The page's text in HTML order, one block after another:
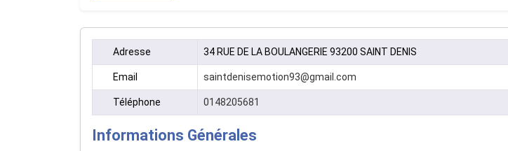
Adresse 34 RUE DE LA BOULANGERIE 93200 SAINT DENIS
Email saintdenisemotion93@gmail.com
Téléphone 0148205681
Informations Générales